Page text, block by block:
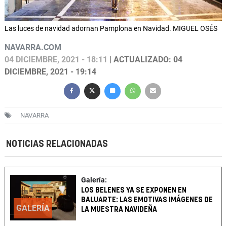
Las luces de navidad adornan Pamplona en Navidad. MIGUEL OSÉS
NAVARRA.COM
04 DICIEMBRE, 2021 - 18:11
| ACTUALIZADO: 04
DICIEMBRE, 2021 - 19:14
NAVARRA
NOTICIAS RELACIONADAS
GALERÍA
Galería:
LOS BELENES YA SE EXPONEN EN
BALUARTE: LAS EMOTIVAS IMÁGENES DE
LA MUESTRA NAVIDEÑA